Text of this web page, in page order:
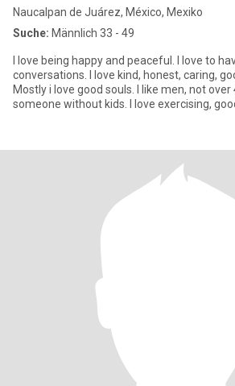
Naucalpan de Juárez, México, Mexiko
Suche: Männlich 33 - 49
I love being happy and peaceful. I love to
conversations. I love kind, honest, caring,
Mostly i love good souls. I like men, not
someone without kids. I love